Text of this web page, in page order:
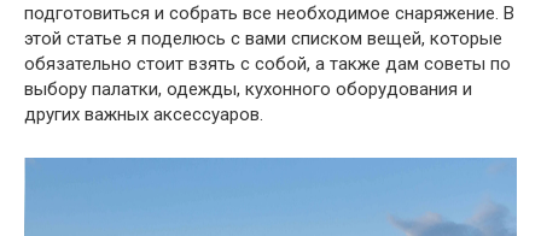
подготовиться и собрать все необходимое снаряжение. В
этой статье я поделюсь с вами списком вещей, которые
обязательно стоит взять с собой, а также дам советы по
выбору палатки, одежды, кухонного оборудования и
других важных аксессуаров.